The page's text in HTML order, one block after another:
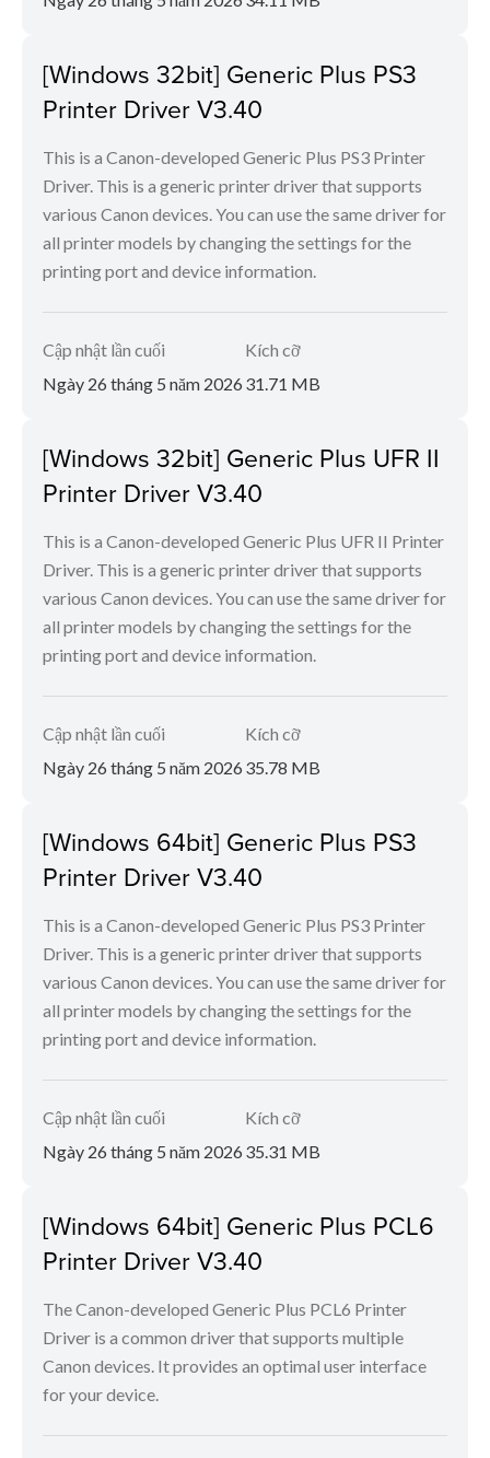
[Windows 32bit] Generic Plus PS3
Printer Driver V3.40
This is a Canon-developed Generic Plus PS3 Printer
Driver. This is a generic printer driver that supports
various Canon devices. You can use the same driver for
all printer models by changing the settings for the
printing port and device information.
Cập nhật lần cuối
Ngày 26 tháng 5 năm 2026
Kích cỡ
31.71 MB
[Windows 32bit] Generic Plus UFR II
Printer Driver V3.40
This is a Canon-developed Generic Plus UFR II Printer
Driver. This is a generic printer driver that supports
various Canon devices. You can use the same driver for
all printer models by changing the settings for the
printing port and device information.
Cập nhật lần cuối
Ngày 26 tháng 5 năm 2026
Kích cỡ
35.78 MB
[Windows 64bit] Generic Plus PS3
Printer Driver V3.40
This is a Canon-developed Generic Plus PS3 Printer
Driver. This is a generic printer driver that supports
various Canon devices. You can use the same driver for
all printer models by changing the settings for the
printing port and device information.
Cập nhật lần cuối
Ngày 26 tháng 5 năm 2026
Kích cỡ
35.31 MB
[Windows 64bit] Generic Plus PCL6
Printer Driver V3.40
The Canon-developed Generic Plus PCL6 Printer
Driver is a common driver that supports multiple
Canon devices. It provides an optimal user interface
for your device.